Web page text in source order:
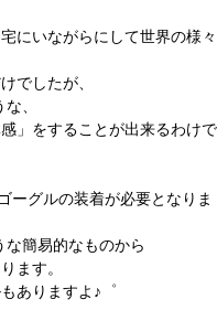
にいながらにして世界の様々
でしたが、
、
」をすることが出来るわけで
ーグルの装着が必要となりま
簡易的なものから
ます。
ありますよ♪゜